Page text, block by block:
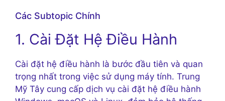
Các Subtopic Chính
1. Cài Đặt Hệ Điều Hành
Cài đặt hệ điều hành là bước đầu tiên và quan
trọng nhất trong việc sử dụng máy tính. Trung
Mỹ Tây cung cấp dịch vụ cài đặt hệ điều hành